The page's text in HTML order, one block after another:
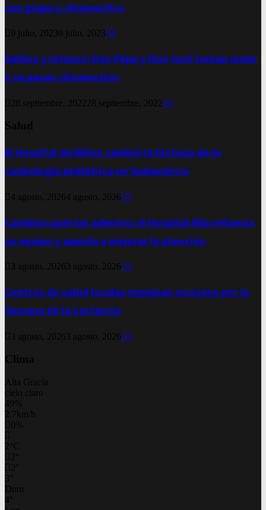
con grapa y chismecitos
9 julio, 20239 julio, 2023 0
Saldos y retazos: Don Pepe y Don José toman mate
y se pasan chismecitos
28 septiembre, 2022 28 septiembre, 2022 0
Salud
El Hospital de Niños cambió la historia de la
cardiología pediátrica en Sudamérica
4 agosto, 20264 agosto, 2026 0
Cambios puertas adentro: el Hospital Illia refuerza
su equipo y apunta a mejorar la atención
3 agosto, 2026 3 agosto, 2026 0
Centros de salud locales impulsan acciones por la
Semana de la Lactancia
3 agosto, 2026 3 agosto, 2026 0
Clima
Alta Gracia
cielo claro
49%
2.7km/h
0%
C
3
Dom
4